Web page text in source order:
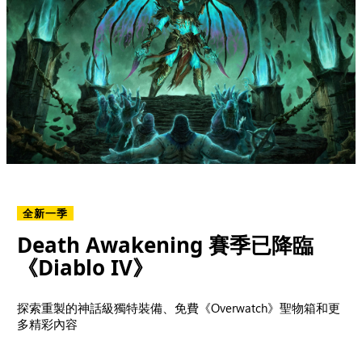
全新一季
Death Awakening 賽季已降臨
《Diablo IV》
探索重製的神話級獨特裝備、免費《Overwatch》聖物箱和更
多精彩內容